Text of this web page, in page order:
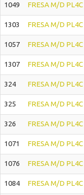
1049 FRESA M/D
1303 FRESA M/D
1057 FRESA M/D
1307 FRESA M/D
324 FRESA M/D
325 FRESA M/D
326 FRESA M/D
1071 FRESA M/D
1076 FRESA M/D
1084 FRESA M/D